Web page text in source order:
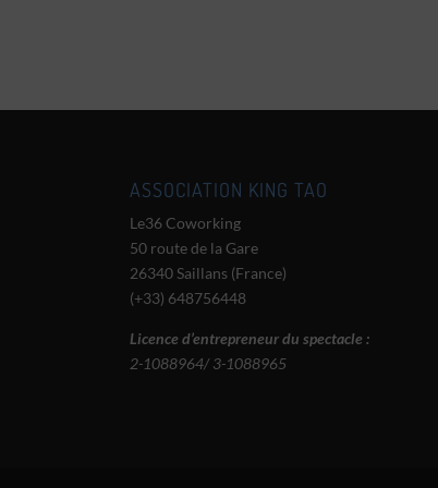
ASSOCIATION KING TAO
Le36 Coworking
50 route de la Gare
26340 Saillans (France)
(+33) 648756448
Licence d’entrepreneur du spectacle :
2-1088964/ 3-1088965